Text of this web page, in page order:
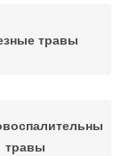
травы
травы